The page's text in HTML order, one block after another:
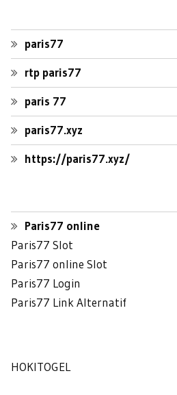
paris77
rtp paris77
paris 77
paris77.xyz
https://paris77.xyz/
Paris77 online
Paris77 Slot
Paris77 online Slot
Paris77 Login
Paris77 Link Alternatif
HOKITOGEL